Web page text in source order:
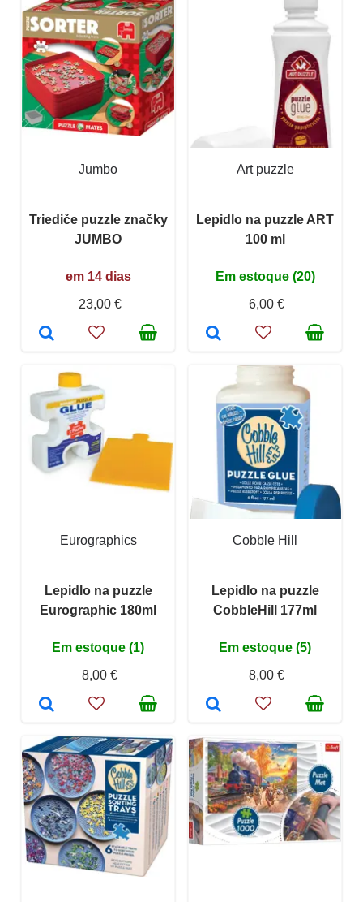
Jumbo
Triediče puzzle značky
JUMBO
em 14 dias
23,00 €
Art puzzle
Lepidlo na puzzle ART
100 ml
Em estoque (20)
6,00 €
Eurographics
Lepidlo na puzzle
Eurographic 180ml
Em estoque (1)
8,00 €
Cobble Hill
Lepidlo na puzzle
CobbleHill 177ml
Em estoque (5)
8,00 €